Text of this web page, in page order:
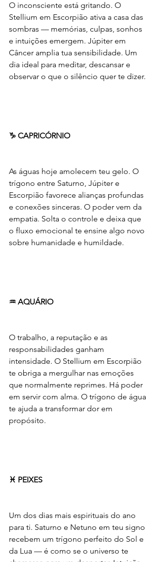
O inconsciente está gritando. O
Stellium em Escorpião ativa a casa das
sombras — memórias, culpas, sonhos
e intuições emergem. Júpiter em
Câncer amplia tua sensibilidade. Um
dia ideal para meditar, descansar e
observar o que o silêncio quer te dizer.
♑ CAPRICÓRNIO
As águas hoje amolecem teu gelo. O
trígono entre Saturno, Júpiter e
Escorpião favorece alianças profundas
e conexões sinceras. O poder vem da
empatia. Solta o controle e deixa que
o fluxo emocional te ensine algo novo
sobre humanidade e humildade.
♒ AQUÁRIO
O trabalho, a reputação e as
responsabilidades ganham
intensidade. O Stellium em Escorpião
te obriga a mergulhar nas emoções
que normalmente reprimes. Há poder
em servir com alma. O trígono de água
te ajuda a transformar dor em
propósito.
♓ PEIXES
Um dos dias mais espirituais do ano
para ti. Saturno e Netuno em teu signo
recebem um trígono perfeito do Sol e
da Lua — é como se o universo te